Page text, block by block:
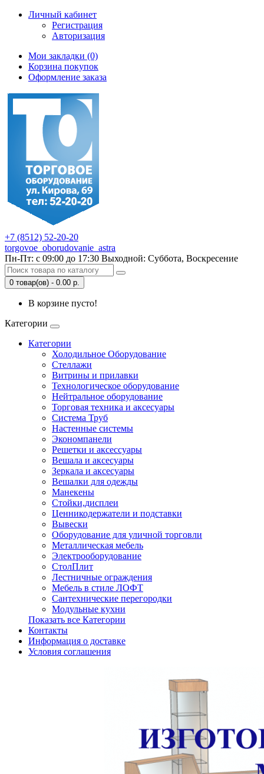
Личный кабинет
Регистрация
Авторизация
Мои закладки (0)
Корзина покупок
Оформление заказа
+7 (8512) 52-20-20
torgovoe_oborudovanie_astra
Пн-Пт: с 09:00 до 17:30 Выходной: Суббота, Воскресение
0 товар(ов) - 0.00 р.
В корзине пусто!
Категории
Категории
Холодильное Оборудование
Стеллажи
Витрины и прилавки
Технологическое оборудование
Нейтральное оборудование
Торговая техника и аксесуары
Система Труб
Настенные системы
Экономпанели
Решетки и аксессуары
Вешала и аксесуары
Зеркала и аксесуары
Вешалки для одежды
Манекены
Стойки,дисплеи
Ценникодержатели и подставки
Вывески
Оборудование для уличной торговли
Металлическая мебель
Электрооборудование
СтолПлит
Лестничные ограждения
Мебель в стиле ЛОФТ
Сантехнические перегородки
Модульные кухни
Показать все Категории
Контакты
Информация о доставке
Условия соглашения